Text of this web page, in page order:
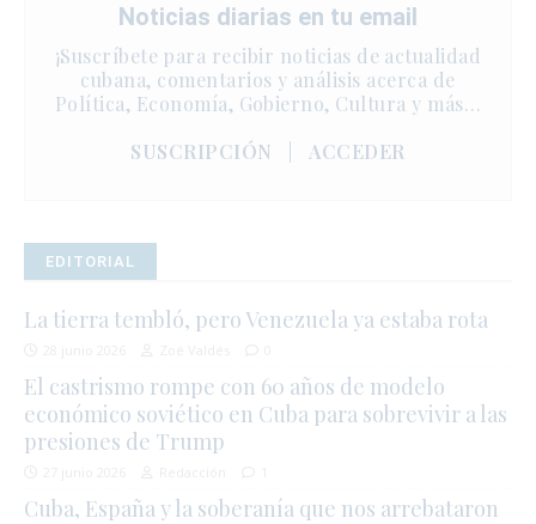
Noticias diarias en tu email
¡Suscríbete para recibir noticias de actualidad
cubana, comentarios y análisis acerca de
Política, Economía, Gobierno, Cultura y más…
SUSCRIPCIÓN
ACCEDER
EDITORIAL
La tierra tembló, pero Venezuela ya estaba rota
El castrismo rompe con 60 años de modelo
económico soviético en Cuba para sobrevivir a las
presiones de Trump
Cuba, España y la soberanía que nos arrebataron